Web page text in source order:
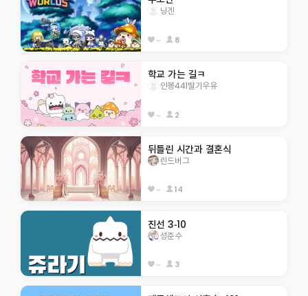
닝겐
-- 8
학교 가는 길ㅋ
인봉441딸기우유
-- 2
뒤틀린 시간과 결혼식
린드버그
-- 14
진선 3-10
성준수
-- 3